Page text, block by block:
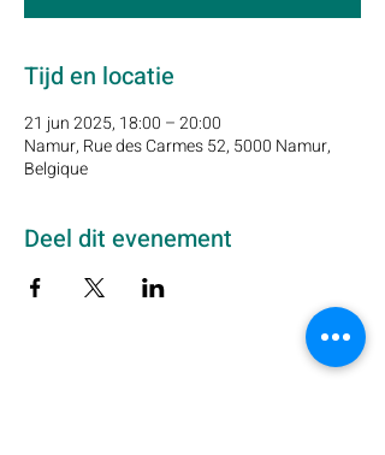
Tijd en locatie
21 jun 2025, 18:00 – 20:00
Namur, Rue des Carmes 52, 5000 Namur,
Belgique
Deel dit evenement